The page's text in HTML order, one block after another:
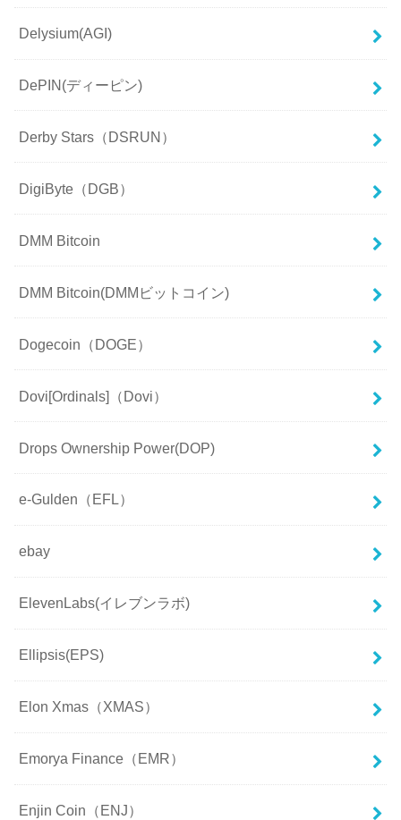
Delysium(AGI)
DePIN(ディーピン)
Derby Stars（DSRUN）
DigiByte（DGB）
DMM Bitcoin
DMM Bitcoin(DMMビットコイン)
Dogecoin（DOGE）
Dovi[Ordinals]（Dovi）
Drops Ownership Power(DOP)
e-Gulden（EFL）
ebay
ElevenLabs(イレブンラボ)
Ellipsis(EPS)
Elon Xmas（XMAS）
Emorya Finance（EMR）
Enjin Coin（ENJ）